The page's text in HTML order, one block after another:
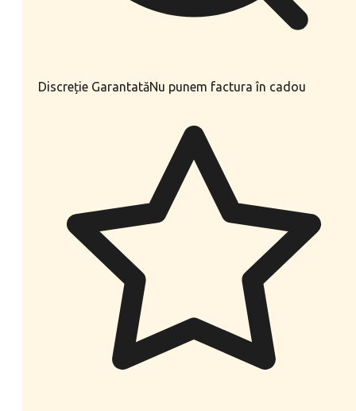
Discreție GarantatăNu punem factura în cadou